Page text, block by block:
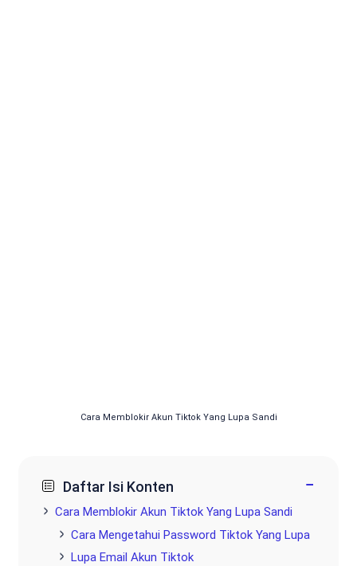
Cara Memblokir Akun Tiktok Yang Lupa Sandi
Daftar Isi Konten −
Cara Memblokir Akun Tiktok Yang Lupa Sandi
Cara Mengetahui Password Tiktok Yang Lupa
Lupa Email Akun Tiktok